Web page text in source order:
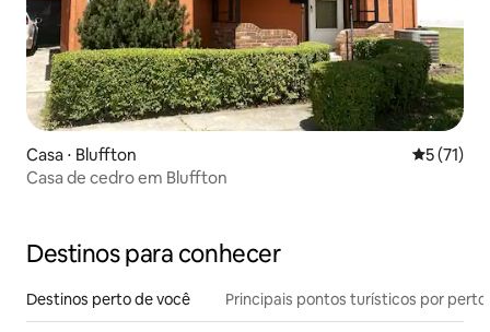
Casa ⋅ Bluffton 5 de uma
5 (71)
Casa de cedro em Bluffton
Destinos para conhecer
Destinos perto de você Principais pontos turísticos por perto